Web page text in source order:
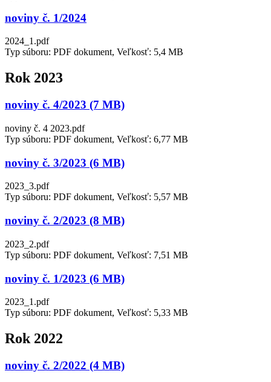
noviny č. 1/2024
2024_1.pdf
Typ súboru: PDF dokument, Veľkosť: 5,4 MB
Rok 2023
noviny č. 4/2023 (7 MB)
noviny č. 4 2023.pdf
Typ súboru: PDF dokument, Veľkosť: 6,77 MB
noviny č. 3/2023 (6 MB)
2023_3.pdf
Typ súboru: PDF dokument, Veľkosť: 5,57 MB
noviny č. 2/2023 (8 MB)
2023_2.pdf
Typ súboru: PDF dokument, Veľkosť: 7,51 MB
noviny č. 1/2023 (6 MB)
2023_1.pdf
Typ súboru: PDF dokument, Veľkosť: 5,33 MB
Rok 2022
noviny č. 2/2022 (4 MB)